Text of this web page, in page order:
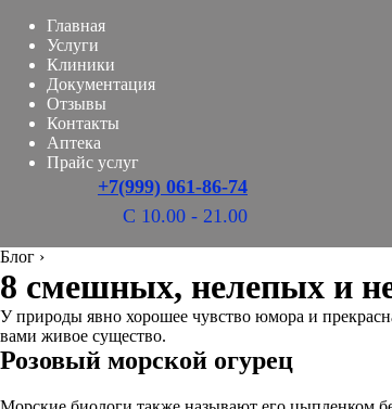
Главная
Услуги
Клиники
Документация
Отзывы
Контакты
Аптека
Прайс услуг
+7(999) 061-86-74
С 10.00 - 21.00
Блог ›
8 смешных, нелепых и
У природы явно хорошее чувство юмора и
вами живое существо.
Розовый морской огурец